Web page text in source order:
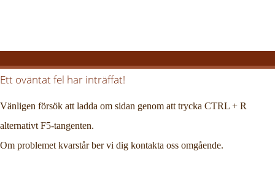
Ett oväntat fel har inträffat!
Vänligen försök att ladda om sidan genom att trycka CTRL + R
alternativt F5-tangenten.
Om problemet kvarstår ber vi dig kontakta oss omgående.